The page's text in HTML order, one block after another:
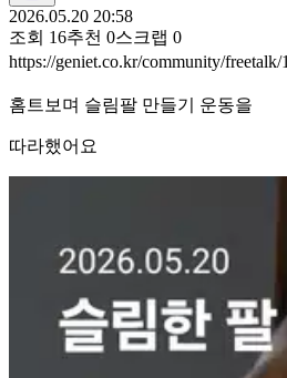
2026.05.20 20:58
조회 16추천 0스크랩 0
https://geniet.co.kr/community/freetalk/
홈트보며 슬림팔 만들기 운동을
따라했어요